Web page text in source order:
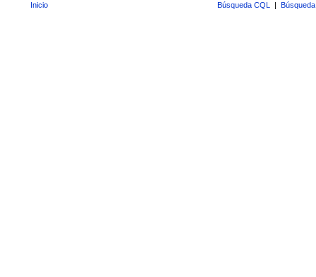
Inicio Búsqueda CQL